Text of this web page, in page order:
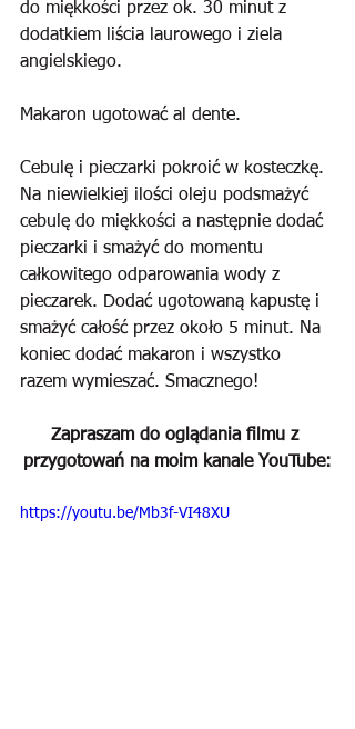
do miękkości przez ok. 30 minut z
dodatkiem liścia laurowego i ziela
angielskiego.
Makaron ugotować al dente.
Cebulę i pieczarki pokroić w kosteczkę.
Na niewielkiej ilości oleju podsmażyć
cebulę do miękkości a następnie dodać
pieczarki i smażyć do momentu
całkowitego odparowania wody z
pieczarek. Dodać ugotowaną kapustę i
smażyć całość przez około 5 minut. Na
koniec dodać makaron i wszystko
razem wymieszać. Smacznego!
Zapraszam do oglądania filmu z
przygotowań na moim kanale YouTube:
https://youtu.be/Mb3f-VI48XU